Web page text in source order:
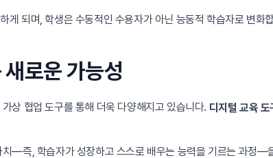
되며, 학생은 수동적인 수용자가 아닌 능동적 학습자로 변화
로운 가능성
상 협업 도구를 통해 더욱 다양해지고 있습니다. 디지털 교육 도
—즉, 학습자가 성장하고 스스로 배우는 능력을 기르는 과정—